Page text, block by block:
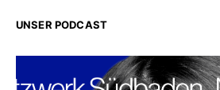
UNSER PODCAST